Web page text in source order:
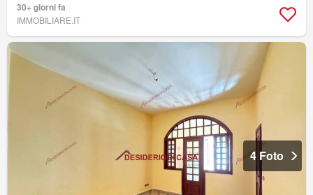
30+ giorni fa
IMMOBILIARE.IT
4 Foto